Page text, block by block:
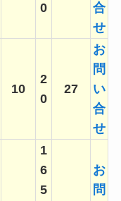
0
合
せ
10
2
0
27
お
問
い
合
せ
1
6
5
お
問